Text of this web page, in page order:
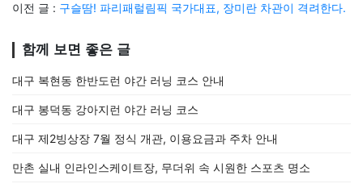
이전 글 : 구슬땀! 파리패럴림픽 국가대표, 장미란 차관이 격려한다.
함께 보면 좋은 글
대구 복현동 한반도런 야간 러닝 코스 안내
대구 봉덕동 강아지런 야간 러닝 코스
대구 제2빙상장 7월 정식 개관, 이용요금과 주차 안내
만촌 실내 인라인스케이트장, 무더위 속 시원한 스포츠 명소